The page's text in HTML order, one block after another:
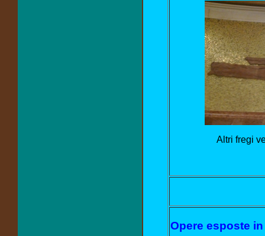
Altri fregi
Opere esposte